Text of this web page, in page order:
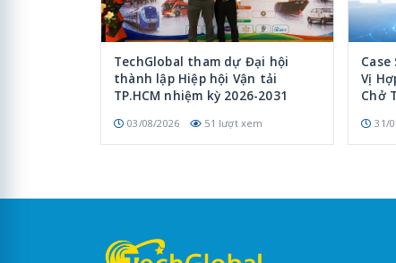
TechGlobal tham dự Đại hội
thành lập Hiệp hội Vận tải
TP.HCM nhiệm kỳ 2026-2031
03/08/2026 51 lượt xem
Vị
Chở
31/